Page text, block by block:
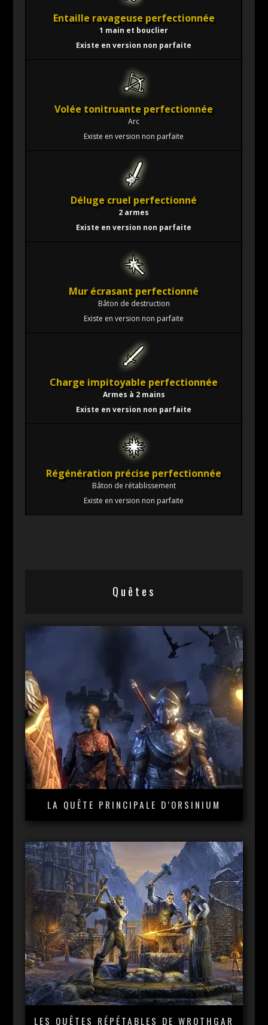
Entaille ravageuse perfectionnée
1 main et bouclier
Existe en version non parfaite
Volée tonitruante perfectionnée
Arc
Existe en version non parfaite
Déluge cruel perfectionné
2 armes
Existe en version non parfaite
Mur écrasant perfectionné
Bâton de destruction
Existe en version non parfaite
Charge impitoyable perfectionnée
Armes à 2 mains
Existe en version non parfaite
Régénération précise perfectionnée
Bâton de rétablissement
Existe en version non parfaite
Quêtes
LA QUÊTE PRINCIPALE D’ORSINIUM
LES QUÊTES RÉPÉTABLES DE WROTHGAR